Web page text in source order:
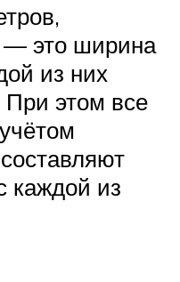
— это ширина
из них
этом все
каждой из